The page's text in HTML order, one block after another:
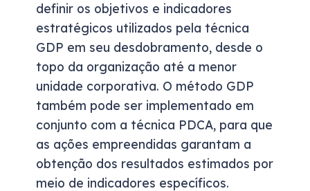
definir os objetivos e indicadores
estratégicos utilizados pela técnica
GDP em seu desdobramento, desde o
topo da organização até a menor
unidade corporativa. O método GDP
também pode ser implementado em
conjunto com a técnica PDCA, para que
as ações empreendidas garantam a
obtenção dos resultados estimados por
meio de indicadores específicos.